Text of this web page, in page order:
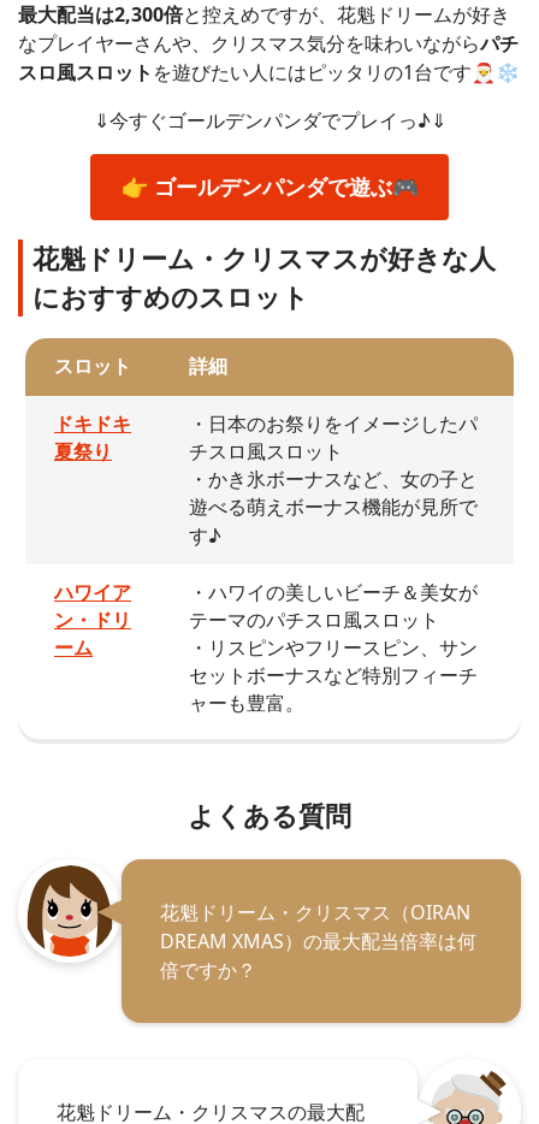
最大配当は2,300倍と控えめですが、花魁ドリームが好き
なプレイヤーさんや、クリスマス気分を味わいながらパチ
スロ風スロット を遊びたい人にはピッタリの1台です🎅❄️
⇓今すぐゴールデンパンダでプレイっ♪⇓
👉 ゴールデンパンダで遊ぶ🎮
花魁ドリーム・クリスマスが好きな人
におすすめのスロット
スロット 詳細
ドキドキ
夏祭り
・日本のお祭りをイメージしたパ
チスロ風スロット
・かき氷ボーナスなど、女の子と
遊べる萌えボーナス機能が見所で
す♪
ハワイア
ン・ドリ
ーム
・ハワイの美しいビーチ＆美女が
テーマのパチスロ風スロット
・リスピンやフリースピン、サン
セットボーナスなど特別フィーチ
ャーも豊富。
よくある質問
花魁ドリーム・クリスマス（OIRAN
DREAM XMAS）の最大配当倍率は何
倍ですか？
花魁ドリーム・クリスマスの最大配